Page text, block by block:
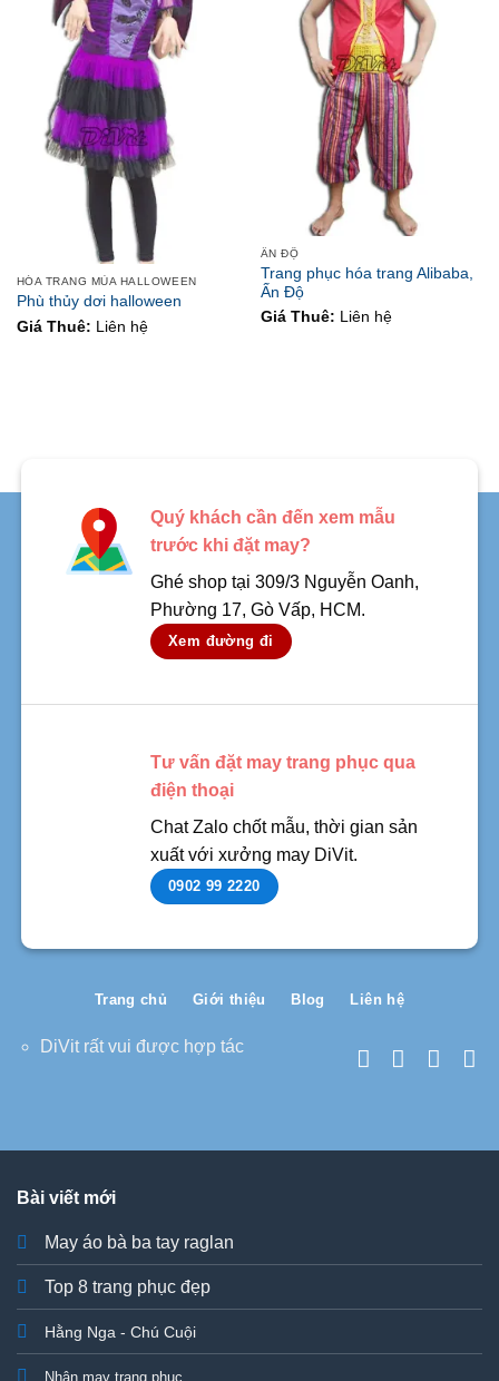
HÓA TRANG MÙA HALLOWEEN
Phù thủy dơi halloween
Giá Thuê:
Liên hệ
ẤN ĐỘ
Trang phục hóa trang Alibaba,
Ấn Độ
Giá Thuê: Liên hệ
Quý khách cần đến xem mẫu
trước khi đặt may?
Ghé shop tại 309/3 Nguyễn Oanh,
Phường 17, Gò Vấp, HCM.
Xem đường đi
Tư vấn đặt may trang phục qua
điện thoại
Chat Zalo chốt mẫu, thời gian sản
xuất với xưởng may DiVit.
0902 99 2220
DiVit rất vui được hợp tác
Trang chủ Giới thiệu Blog Liên hệ
Bài viết mới
May áo bà ba tay raglan
Top 8 trang phục đẹp
Hằng Nga - Chú Cuội
Nhận may trang phục